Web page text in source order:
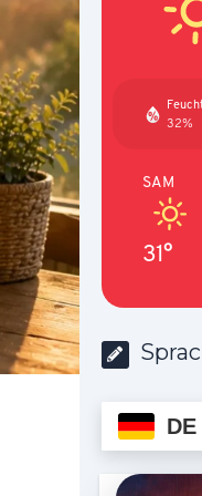
32%
SAM
31°
DE